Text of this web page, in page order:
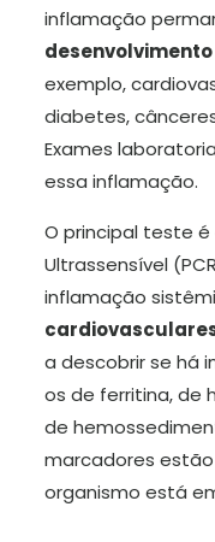
inflamação
exemplo,
diabetes,
Exames
essa inflamação.
O principal teste
Ultrassensível
inflamação
a descobrir se há
os de ferritina, de
de
marcadores
organismo está